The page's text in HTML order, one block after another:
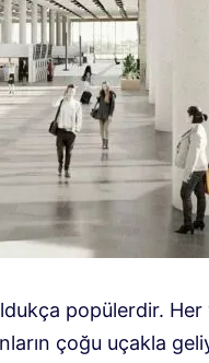
popülerdir. Her
çoğu uçakla